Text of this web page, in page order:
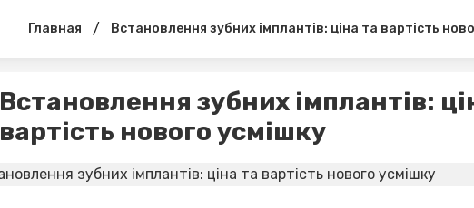
Главная / Встановлення зубних імплантів: ціна та вартість
Встановлення зубних імплантів:
вартість нового усмішку